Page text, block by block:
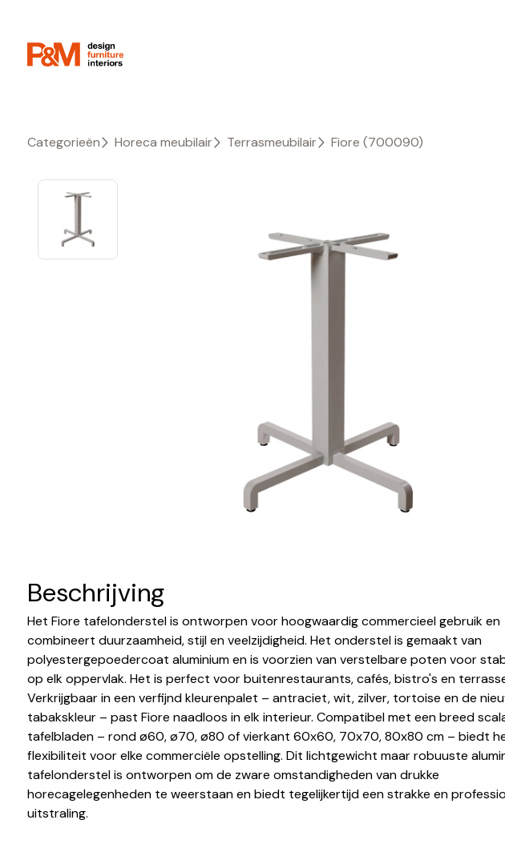
Categorieën Horeca meubilair Terrasmeubilair Fiore (700090)
Beschrijving
Het Fiore tafelonderstel is ontworpen voor hoogwaardig commercieel gebruik en
combineert duurzaamheid, stijl en veelzijdigheid. Het onderstel is gemaakt van
polyestergepoedercoat aluminium en is voorzien van verstelbare poten voor
op elk oppervlak. Het is perfect voor buitenrestaurants, cafés, bistro's en
Verkrijgbaar in een verfijnd kleurenpalet – antraciet, wit, zilver, tortoise en de
tabakskleur – past Fiore naadloos in elk interieur. Compatibel met een breed
tafelbladen – rond ø60, ø70, ø80 of vierkant 60x60, 70x70, 80x80 cm – biedt
flexibiliteit voor elke commerciële opstelling. Dit lichtgewicht maar robuuste
tafelonderstel is ontworpen om de zware omstandigheden van drukke
horecagelegenheden te weerstaan en biedt tegelijkertijd een strakke en
uitstraling.